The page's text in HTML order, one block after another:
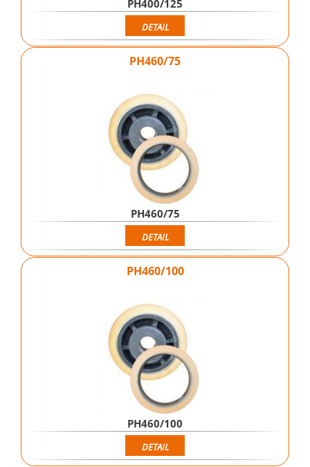
PH400/125
DETAIL
PH460/75
PH460/75
DETAIL
PH460/100
PH460/100
DETAIL